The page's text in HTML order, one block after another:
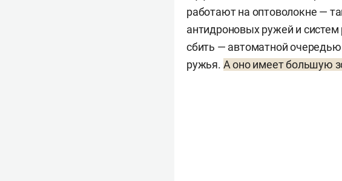
работают на оптоволокне —
антидроновых ружей и
сбить — автоматной
ружья. А оно имеет большую